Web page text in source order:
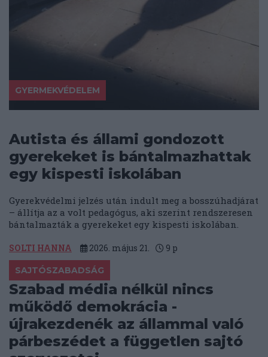
GYERMEKVÉDELEM
Autista és állami gondozott
gyerekeket is bántalmazhattak
egy kispesti iskolában
Gyerekvédelmi jelzés után indult meg a bosszúhadjárat
– állítja az a volt pedagógus, aki szerint rendszeresen
bántalmazták a gyerekeket egy kispesti iskolában.
SOLTI HANNA 2026. május 21. 9 p
SAJTÓSZABADSÁG
Szabad média nélkül nincs
működő demokrácia -
újrakezdenék az állammal való
párbeszédet a független sajtó